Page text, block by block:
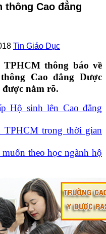
Cao đẳng
Tin Giáo Dục
thông báo về
Cao đẳng Dược
nắm rõ.
Hộ sinh lên Cao đẳng
TPHCM trong thời gian
theo học ngành hộ